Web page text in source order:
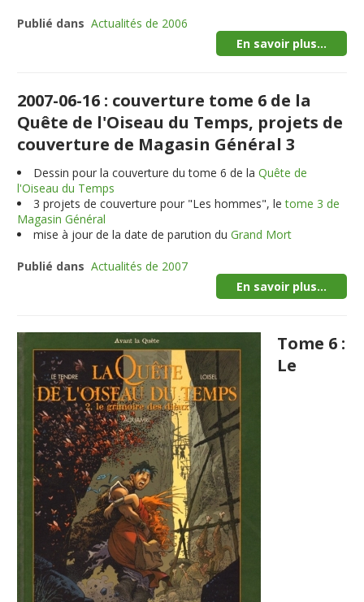
Publié dans Actualités de 2006
En savoir plus...
2007-06-16 : couverture tome 6 de la
Quête de l'Oiseau du Temps, projets de
couverture de Magasin Général 3
Dessin pour la couverture du tome 6 de la Quête de
l'Oiseau du Temps
3 projets de couverture pour "Les hommes", le tome 3 de
Magasin Général
mise à jour de la date de parution duGrand Mort
Publié dans Actualités de 2007
En savoir plus...
Tome 6 :
Le